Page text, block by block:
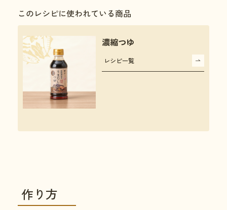
このレシピに使われている商品
濃縮つゆ
レシピ一覧
作り方